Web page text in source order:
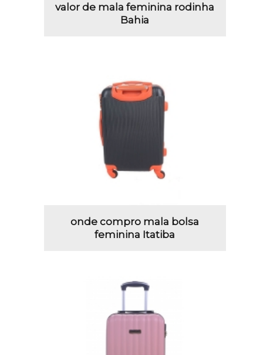
valor de mala feminina rodinha
Bahia
onde compro mala bolsa
feminina Itatiba